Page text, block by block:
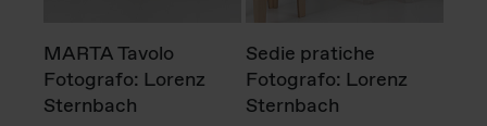
MARTA Tavolo
Fotografo: Lorenz
Sternbach
Sedie pratiche
Fotografo: Lorenz
Sternbach